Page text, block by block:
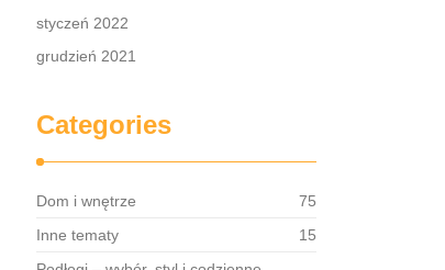
styczeń 2022
grudzień 2021
Categories
Dom i wnętrze
75
Inne tematy
15